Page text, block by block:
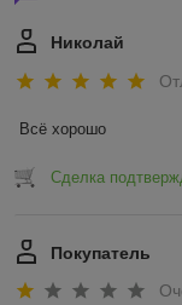
Николай
Всё хорошо
Сделка
Покупатель